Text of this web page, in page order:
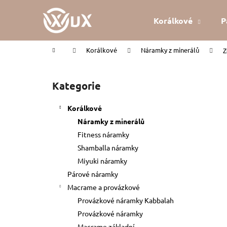
Korálkové
Domů Korálkové Náramky z minerálů
Přeskočit
kategorie
Kategorie
Korálkové
Náramky z minerálů
Fitness náramky
Shamballa náramky
Miyuki náramky
Párové náramky
Macrame a provázkové
Provázkové náramky Kabbalah
Provázkové náramky
í
Zpět
do
Zpět
do
KABBALAH ČERVENÝ NÁRAMEK